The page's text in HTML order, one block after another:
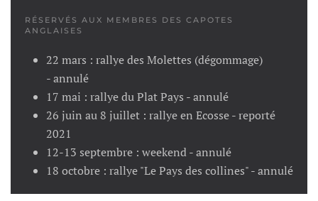
RÉSERVÉS AUX MEMBRES DES CAPOTES
ANGLAISES
22 mars : rallye des Molettes (dégommage)
- annulé
17 mai : rallye du Plat Pays - annulé
26 juin au 8 juillet : rallye en Ecosse - reporté
2021
12-13 septembre : weekend - annulé
18 octobre : rallye "Le Pays des collines" - annulé